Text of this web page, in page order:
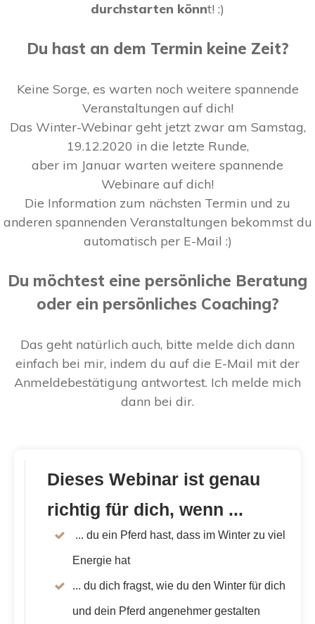
durchstarten könnt! :)
Du hast an dem Termin keine Zeit?
Keine Sorge, es warten noch weitere spannende
Veranstaltungen auf dich!
Das Winter-Webinar geht jetzt zwar am Samstag,
19.12.2020 in die letzte Runde,
aber im Januar warten weitere spannende
Webinare auf dich!
Die Information zum nächsten Termin und zu
anderen spannenden Veranstaltungen bekommst du
automatisch per E-Mail :)
Du möchtest eine persönliche Beratung
oder ein persönliches Coaching?
Das geht natürlich auch, bitte melde dich dann
einfach bei mir, indem du auf die E-Mail mit der
Anmeldebestätigung antwortest. Ich melde mich
dann bei dir.
Dieses Webinar ist genau
richtig für dich, wenn ...
... du ein Pferd hast, dass im Winter zu viel
Energie hat
... du dich fragst, wie du den Winter für dich
und dein Pferd angenehmer gestalten